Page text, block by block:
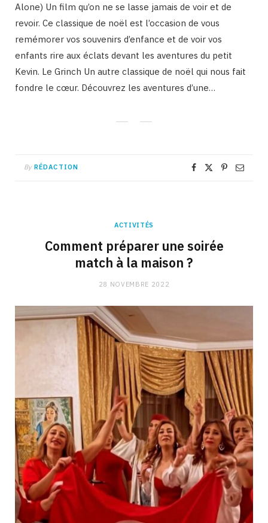
Alone) Un film qu’on ne se lasse jamais de voir et de
revoir. Ce classique de noël est l’occasion de vous
remémorer vos souvenirs d’enfance et de voir vos
enfants rire aux éclats devant les aventures du petit
Kevin. Le Grinch Un autre classique de noël qui nous fait
fondre le cœur. Découvrez les aventures d’une…
By RÉDACTION
ACTIVITÉS
Comment préparer une soirée
match à la maison ?
28 NOVEMBRE 2022